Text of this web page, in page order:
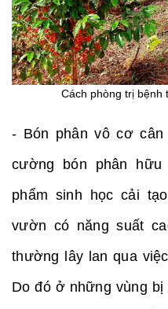
Cách phòng trị bệnh
- Bón phân vô cơ
cường bón phân
phẩm sinh học cải
vườn có năng suất
thường lây lan qua
Do đó ở những vùng